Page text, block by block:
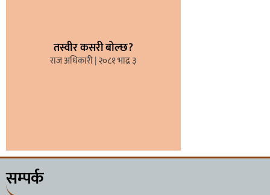
तस्वीर कसरी बोल्छ?
राज अधिकारी २०८१ भाद्र ३
सम्पर्क